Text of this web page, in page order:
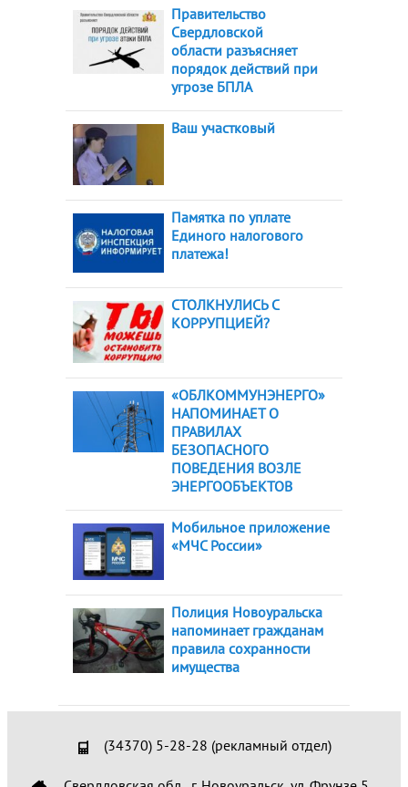
Правительство
Свердловской
области разъясняет
порядок действий при
угрозе БПЛА
Ваш участковый
Памятка по уплате
Единого налогового
платежа!
СТОЛКНУЛИСЬ С
КОРРУПЦИЕЙ?
«ОБЛКОММУНЭНЕРГО»
НАПОМИНАЕТ О
ПРАВИЛАХ
БЕЗОПАСНОГО
ПОВЕДЕНИЯ ВОЗЛЕ
ЭНЕРГООБЪЕКТОВ
Мобильное приложение
«МЧС России»
Полиция Новоуральска
напоминает гражданам
правила сохранности
имущества
(34370) 5-28-28 (рекламный отдел)